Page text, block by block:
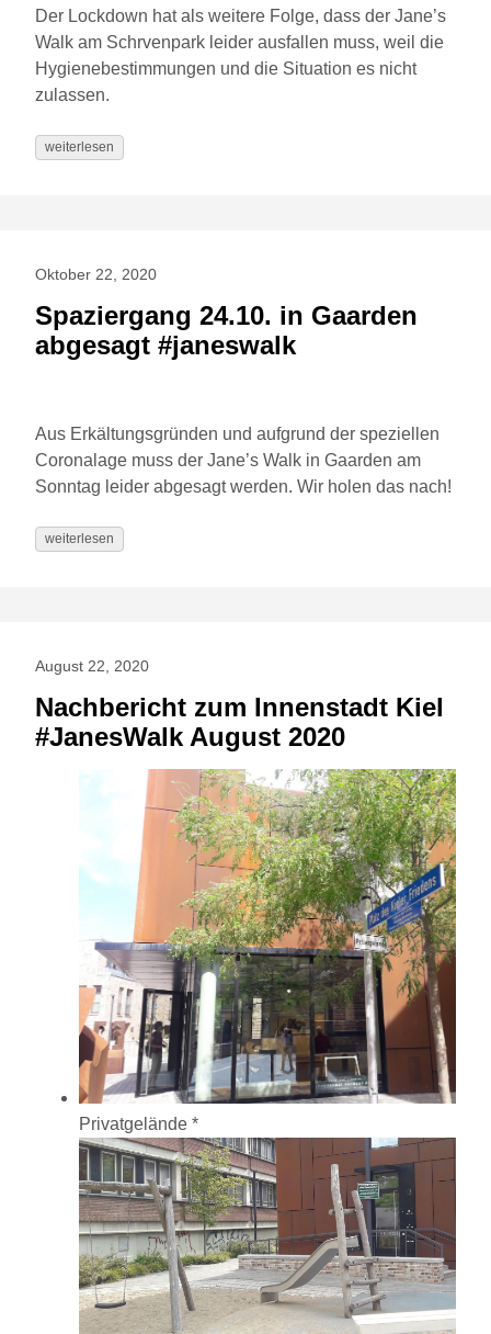
Der Lockdown hat als weitere Folge, dass der Jane’s
Walk am Schrvenpark leider ausfallen muss, weil die
Hygienebestimmungen und die Situation es nicht
zulassen.
weiterlesen
Oktober 22, 2020
Spaziergang 24.10. in Gaarden
abgesagt #janeswalk
Aus Erkältungsgründen und aufgrund der speziellen
Coronalage muss der Jane’s Walk in Gaarden am
Sonntag leider abgesagt werden. Wir holen das nach!
weiterlesen
August 22, 2020
Nachbericht zum Innenstadt Kiel
#JanesWalk August 2020
Privatgelände *